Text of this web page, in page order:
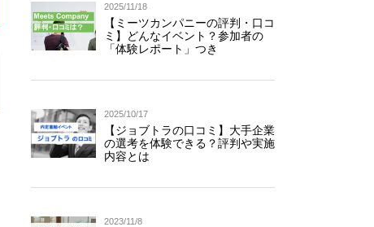
2025/11/18
【ミーツカンパニーの評判・口コ
ミ】どんなイベント？参加者の
「体験レポート」つき
2025/10/17
【ジョブトラの口コミ】大手企業
の選考を体験できる？評判や実施
内容とは
2023/11/8